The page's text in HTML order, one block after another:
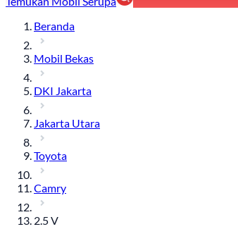
Beranda
Mobil Bekas
DKI Jakarta
Jakarta Utara
Toyota
Camry
2.5 V